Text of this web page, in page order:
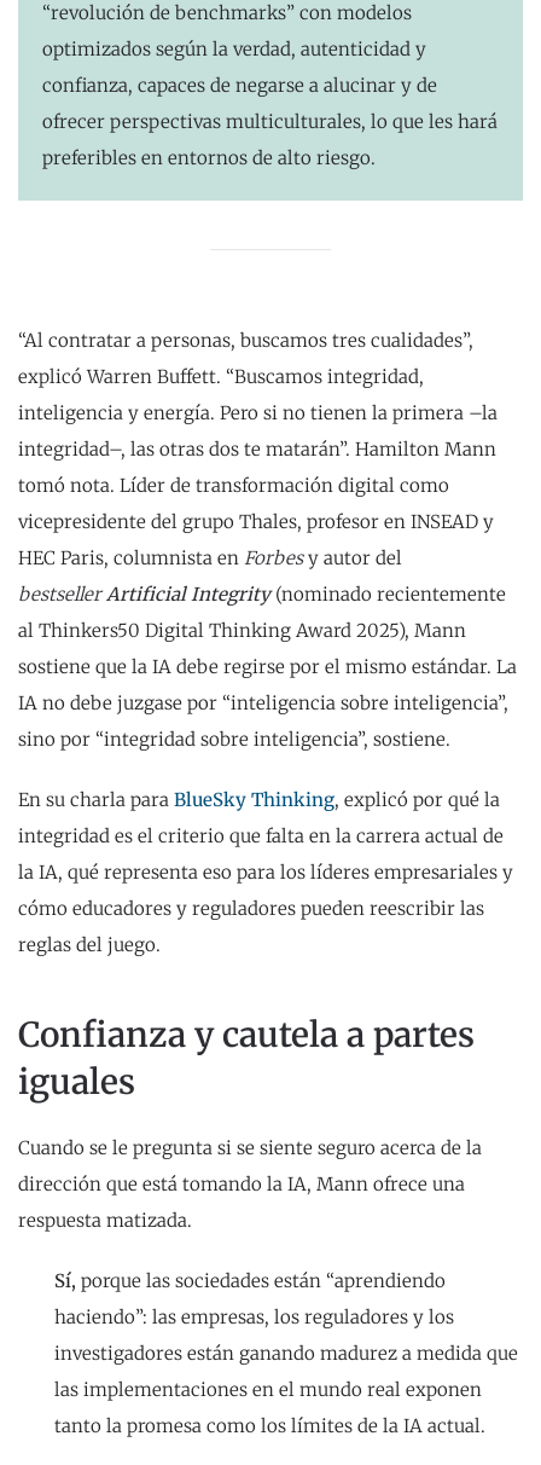
“revolución de benchmarks” con modelos
optimizados según la verdad, autenticidad y
confianza, capaces de negarse a alucinar y de
ofrecer perspectivas multiculturales, lo que les hará
preferibles en entornos de alto riesgo.
“Al contratar a personas, buscamos tres cualidades”,
explicó Warren Buffett. “Buscamos integridad,
inteligencia y energía. Pero si no tienen la primera –la
integridad–, las otras dos te matarán”. Hamilton Mann
tomó nota. Líder de transformación digital como
vicepresidente del grupo Thales, profesor en INSEAD y
HEC Paris, columnista en Forbesy autor del
bestseller Artificial Integrity(nominado recientemente
al Thinkers50 Digital Thinking Award 2025), Mann
sostiene que la IA debe regirse por el mismo estándar. La
IA no debe juzgase por “inteligencia sobre inteligencia”,
sino por “integridad sobre inteligencia”, sostiene.
En su charla para BlueSky Thinking, explicó por qué la
integridad es el criterio que falta en la carrera actual de
la IA, qué representa eso para los líderes empresariales y
cómo educadores y reguladores pueden reescribir las
reglas del juego.
Confianza y cautela a partes
iguales
Cuando se le pregunta si se siente seguro acerca de la
dirección que está tomando la IA, Mann ofrece una
respuesta matizada.
Sí, porque las sociedades están “aprendiendo
haciendo”: las empresas, los reguladores y los
investigadores están ganando madurez a medida que
las implementaciones en el mundo real exponen
tanto la promesa como los límites de la IA actual.